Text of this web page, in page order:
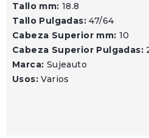
Tallo mm: 18.8
Tallo Pulgadas:47/64
Cabeza Superior mm: 10
Cabeza Superior Pulgadas:
Marca: Sujeauto
Usos: Varios